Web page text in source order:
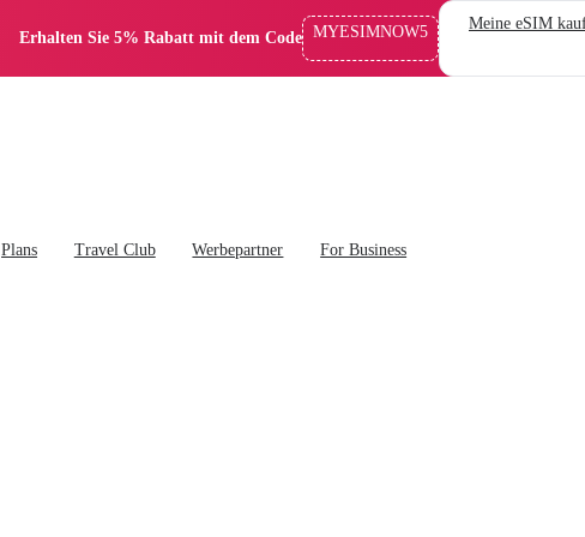
Erhalten Sie 5% Rabatt mit dem Code MYESIMNOW5 Meine eSIM
Plans Travel Club Werbepartner For Business